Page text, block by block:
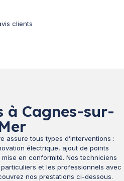
clients
à Cagnes-sur-
assure tous types d’interventions :
électrique, ajout de points
en conformité. Nos techniciens
et les professionnels avec
nos prestations ci-dessous.